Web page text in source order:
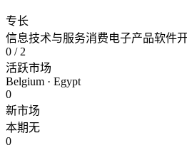
专长
信息技术与服务消费电子产品软件
0 / 2
活跃市场
Belgium · Egypt
0
新市场
本期无
0